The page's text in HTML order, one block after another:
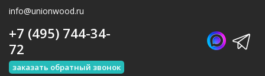
info@unionwood.ru
+7 (495) 744-34-
72
заказать обратный звонок